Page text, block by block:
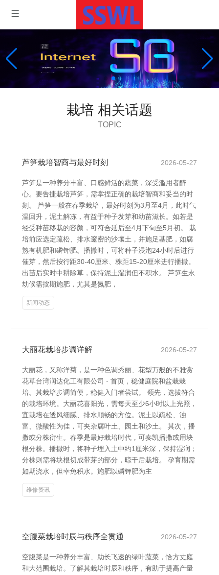
栽培 相关话题
TOPIC
芦笋栽培智商与最好时刻 2026-05-27
芦笋是一种养分丰富、口感鲜活的蔬菜，深受滥用者醉
心。要告捷栽培芦笋，需掌捏正确的栽培智商和妥当的时
刻。 芦笋一般在春季栽培，最好时刻为3月至4月，此时气
温回升，泥土解冻，有益于种子发芽和幼苗滋长。如若是
经受种苗移栽的容颜，可符合延后至4月下旬至5月初。 栽
培前应选定疏松、排水邃密的沙壤土，并施足基肥，如腐
熟有机肥和磷钾肥。播撒时，可将种子浸泡24小时后进行
催芽，然后按行距30-40厘米、株距15-20厘米进行播撒。
出苗后实时中耕除草，保持泥土湿润但不积水。 芦笋生永
劫候需按期施肥，尤其是氮肥，
新闻动态
大丽花栽培步调详解 2026-05-27
大丽花，又称洋菊，是一种色调秀丽、花型万般的不雅赏
花草台湾润达化工有限公司 - 首页，稳健庭院和盆栽栽
培。其栽培步调简便，稳健入门者尝试。 领先，选拔符合
的栽培环境。大丽花喜阳光，需每天至少6小时以上光照，
宜栽培在透风细腻、排水顺畅的方位。泥土以疏松、浊
富、微酸性为佳，可夹杂腐叶土、园土和沙土。 其次，播
撒或分株衍生。春季是最好栽培时代，可奏凯播撒或用块
根分株。播撒时，将种子埋入土中约1厘米深，保持湿润；
分株则需将块根切成带芽的部分，晾干后栽培。 孕育期需
如期浇水，但幸免积水。施肥以磷钾肥为主
维修资讯
空腹菜栽培时辰与秩序全贯通 2026-05-27
空腹菜是一种养分丰富、助长飞速的绿叶蔬菜，恰方丈庭
和大范围栽培。了解其栽培时辰和秩序，有助于提高产量